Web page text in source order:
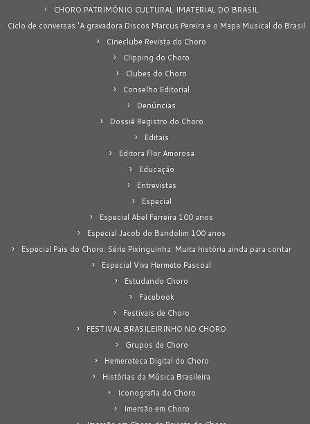
CHORO PATRIMÔNIO CULTURAL IMATERIAL DO BRASIL
Ciclo de conversas 'A gravadora Discos Marcus Pereira e o Mapa Musical do Brasil
Cineclube Revista do Choro
Clipping do Choro
Clubes do Choro
Conselho Editorial
Denúncias
Dossiê Registro do Choro
Editais
Editora Flor Amorosa
Educação
Entrevistas
Especial
Especial Abel Ferreira 100 anos
Especial Jacob do Bandolim 100 anos
Especial Pais do Choro: Série Pixinguinha: Muita história ainda para contar
Especial Viva Hermeto Pascoal
Estudando Choro
Facebook
Festivais de Choro
FESTIVAL BRASILEIRINHO NO CHORO
Grupos de Choro
Hemeroteca Digital do Choro
Histórias da Música Brasileira
Iconografia do Choro
Imersão em Choro